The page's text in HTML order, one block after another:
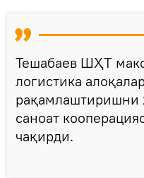
Тешабаев ШҲТ
логистика
рақамлаштиришни
саноат
чақирди.